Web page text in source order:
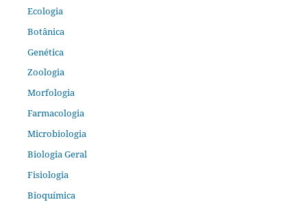
Ecologia
Botânica
Genética
Zoologia
Morfologia
Farmacologia
Microbiologia
Biologia Geral
Fisiologia
Bioquímica